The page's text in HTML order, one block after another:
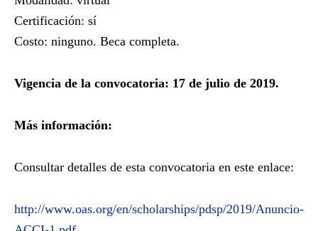
Certificación: sí
Costo: ninguno. Beca completa.
Vigencia de la convocatoria: 17 de julio de 2019.
Más información:
Consultar detalles de esta convocatoria en este enlace:
http://www.oas.org/en/scholarships/pdsp/2019/Anuncio-